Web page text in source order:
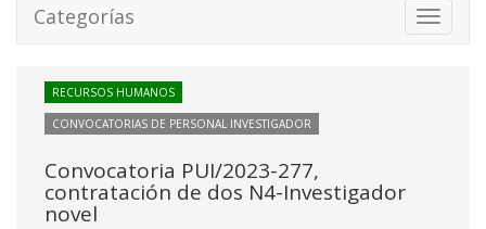
Toggle
Categorías
RECURSOS HUMANOS
CONVOCATORIAS DE PERSONAL INVESTIGADOR
Convocatoria PUI/2023-277,
contratación de dos N4-Investigador
novel